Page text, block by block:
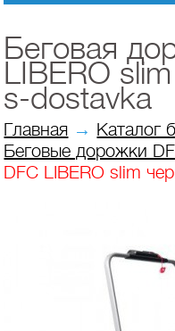
Беговая
LIBERO
s-dostavka
Главная → Каталог
Беговые дорожки
DFC LIBERO slim